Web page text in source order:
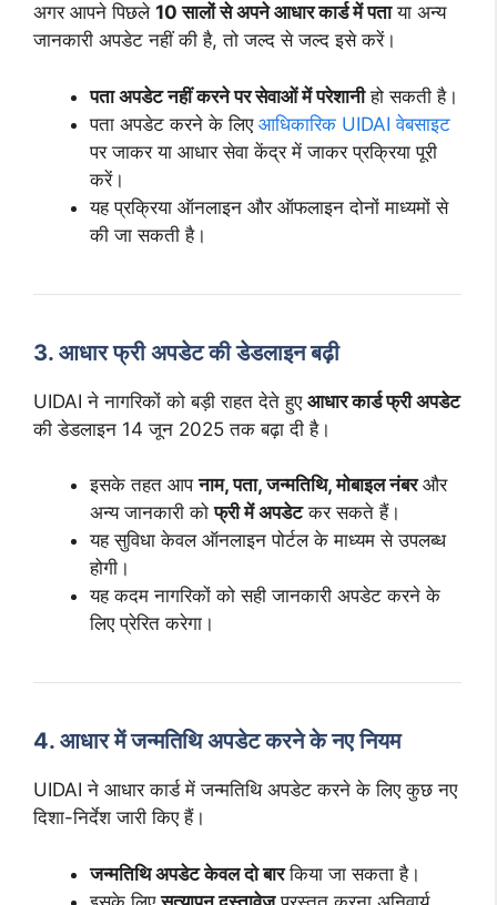
अगर आपने पिछले 10 सालों से अपने आधार कार्ड में पताया अन्य
जानकारी अपडेट नहीं की है, तो जल्द से जल्द इसे करें।
पता अपडेट नहीं करने पर सेवाओं में परेशानीहो सकती है।
पता अपडेट करने के लिए आधिकारिक UIDAI वेबसाइट
पर जाकर या आधार सेवा केंद्र में जाकर प्रक्रिया पूरी
करें।
यह प्रक्रिया ऑनलाइन और ऑफलाइन दोनों माध्यमों से
की जा सकती है।
3. आधार फ्री अपडेट की डेडलाइन बढ़ी
UIDAI ने नागरिकों को बड़ी राहत देते हुए आधार कार्ड फ्री अपडेट
की डेडलाइन 14 जून 2025 तक बढ़ा दी है।
इसके तहत आपनाम, पता, जन्मतिथि, मोबाइल नंबरऔर
अन्य जानकारी कोफ्री में अपडेटकर सकते हैं।
यह सुविधा केवल ऑनलाइन पोर्टल के माध्यम से उपलब्ध
होगी।
यह कदम नागरिकों को सही जानकारी अपडेट करने के
लिए प्रेरित करेगा।
4. आधार में जन्मतिथि अपडेट करने के नए नियम
UIDAI ने आधार कार्ड में जन्मतिथि अपडेट करने के लिए कुछ नए
दिशा-निर्देश जारी किए हैं।
जन्मतिथि अपडेट केवल दो बारकिया जा सकता है।